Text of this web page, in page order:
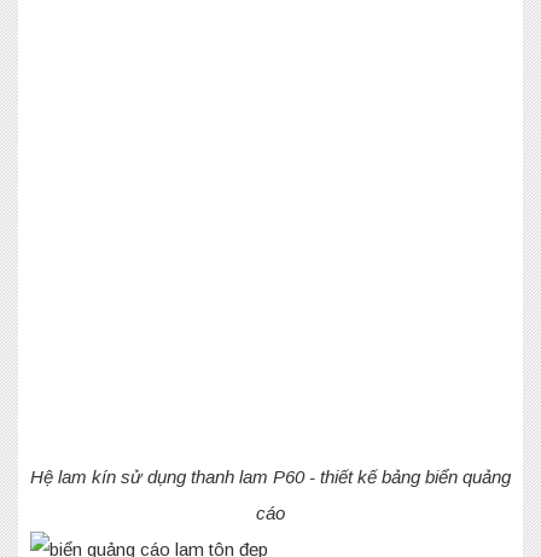
Hệ lam kín sử dụng thanh lam P60 - thiết kế bảng biển quảng
cáo